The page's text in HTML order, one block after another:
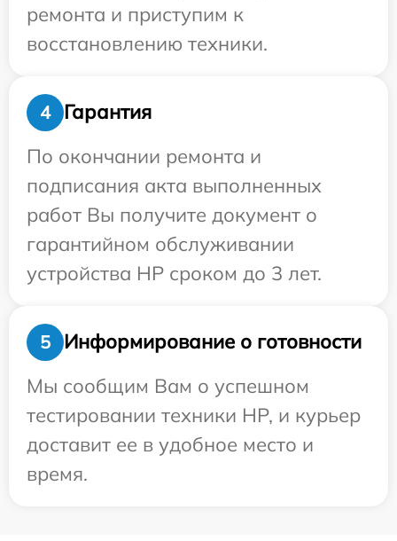
ремонта и приступим к
восстановлению техники.
4
Гарантия
По окончании ремонта и
подписания акта выполненных
работ Вы получите документ о
гарантийном обслуживании
устройства HP сроком до 3 лет.
5
Информирование о готовности
Мы сообщим Вам о успешном
тестировании техники HP, и курьер
доставит ее в удобное место и
время.